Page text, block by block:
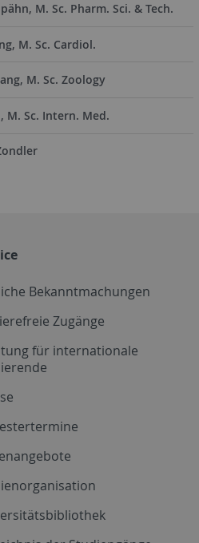
M. Sc. Pharm. Sci. & Tech.
M. Sc. Cardiol.
M. Sc. Zoology
M. Sc. Intern. Med.
Bekanntmachungen
Zugänge
für internationale